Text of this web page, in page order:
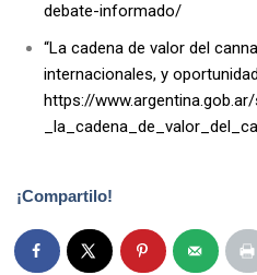
debate-informado/
“La cadena de valor del
internacionales, y
https://
¡Compartilo!